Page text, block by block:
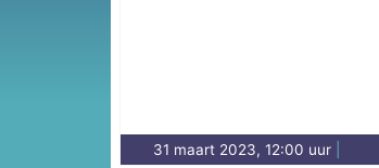
31 maart 2023, 12:00 uur